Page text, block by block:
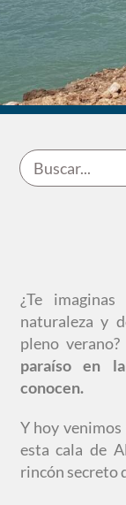
¿Te
naturaleza y
pleno
paraíso en
conocen.
Y hoy
esta cala de
rincón secreto